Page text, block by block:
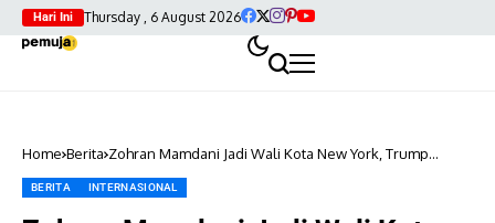
Hari Ini Thursday , 6 August 2026
Home Berita Zohran Mamdani Jadi Wali Kota New York, Trump
BERITA INTERNASIONAL